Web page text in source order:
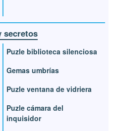
secretos
Puzle biblioteca silenciosa
Gemas umbrías
Puzle ventana de vidriera
Puzle cámara del
inquisidor